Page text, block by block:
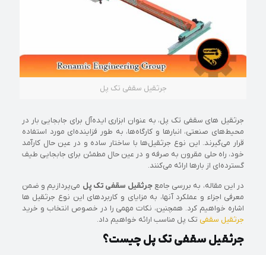
جرثقیل سقفی تک پل
جرثقیل‌ های سقفی تک پل، به عنوان ابزاری ایده‌آل برای جابجایی بار در
محیط‌های صنعتی، انبارها و کارگاه‌ها، به طور فزاینده‌ای مورد استفاده
قرار می‌گیرند. این نوع جرثقیل‌ها با ساختار ساده و در عین حال کارآمد
خود، راه‌ حلی مقرون‌ به‌ صرفه و در عین حال مطمئن برای جابجایی طیف
گسترده‌ای از بارها ارائه می‌کنند.
در این مقاله، به بررسی جامعجرثقیل سقفی تک پل می‌پردازیم و ضمن
معرفی اجزاء و عملکرد آنها، به مزایای و کاربردهای این نوع جرثقیل‌ ها
اشاره خواهیم کرد. همچنین، نکات مهمی را در خصوص انتخاب و خرید
جرثقیل سقفی تک پل مناسب ارائه خواهیم داد.
جرثقیل سقفی تک پل چیست؟